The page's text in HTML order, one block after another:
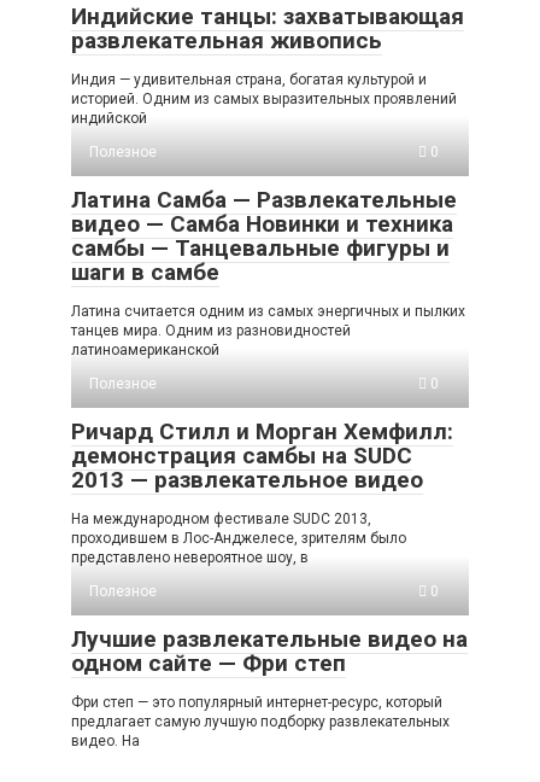
Индийские танцы: захватывающая
развлекательная живопись
Индия — удивительная страна, богатая культурой и
историей. Одним из самых выразительных проявлений
индийской
Полезное
0
Латина Самба — Развлекательные
видео — Самба Новинки и техника
самбы — Танцевальные фигуры и
шаги в самбе
Латина считается одним из самых энергичных и пылких
танцев мира. Одним из разновидностей
латиноамериканской
Полезное
0
Ричард Стилл и Морган Хемфилл:
демонстрация самбы на SUDC
2013 — развлекательное видео
На международном фестивале SUDC 2013,
проходившем в Лос-Анджелесе, зрителям было
представлено невероятное шоу, в
Полезное
0
Лучшие развлекательные видео на
одном сайте — Фри степ
Фри степ — это популярный интернет-ресурс, который
предлагает самую лучшую подборку развлекательных
видео. На